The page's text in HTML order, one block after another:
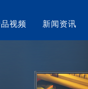
视频 新闻资讯